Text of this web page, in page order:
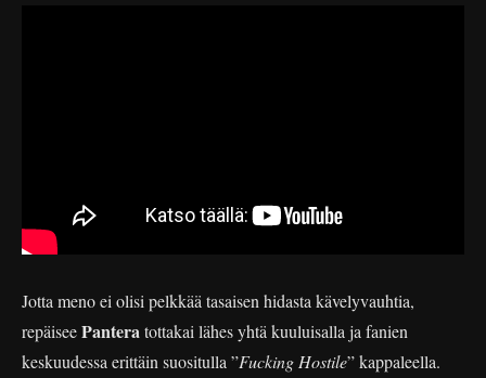
Jotta meno ei olisi pelkkää tasaisen hidasta kävelyvauhtia,
repäiseePantera tottakai lähes yhtä kuuluisalla ja fanien
keskuudessa erittäin suositulla ”Fucking Hostile” kappaleella.